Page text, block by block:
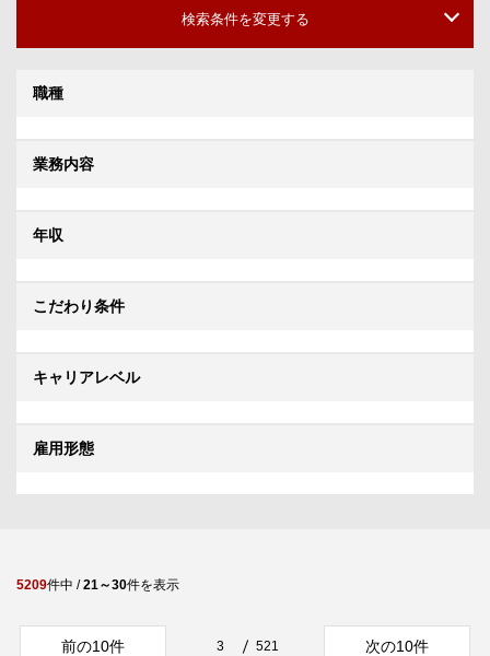
検索条件を変更する
職種
業務内容
年収
こだわり条件
キャリアレベル
雇用形態
5209件中 /21～30件を表示
前の10件 3 521 次の10件